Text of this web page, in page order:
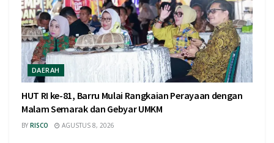
DAERAH
HUT RI ke-81, Barru Mulai Rangkaian Perayaan dengan
Malam Semarak dan Gebyar UMKM
BY RISCO AGUSTUS 8, 2026